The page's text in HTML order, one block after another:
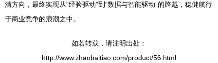
清方向，最终实现从“经验驱动”到“数据与智能驱动”的跨越，稳健航行
于商业竞争的浪潮之中。
如若转载，请注明出处：
http://www.zhaobaitiao.com/product/56.html